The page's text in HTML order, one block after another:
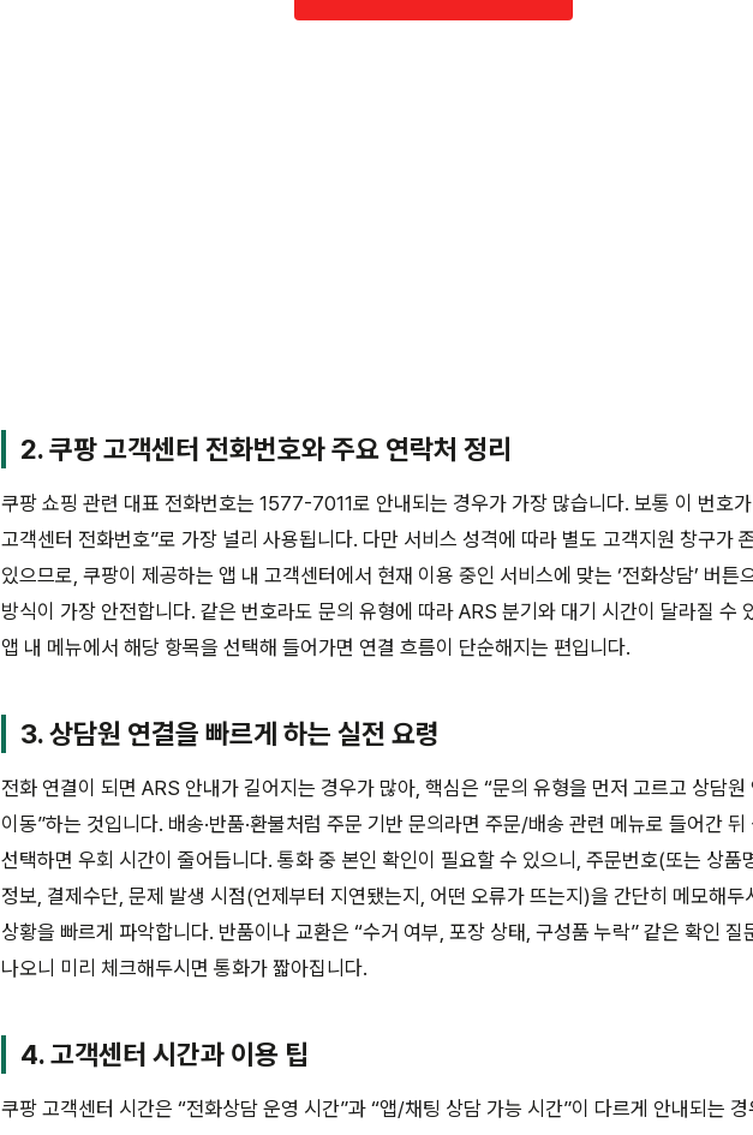
2. 쿠팡 고객센터 전화번호와 주요 연락처 정리
쿠팡 쇼핑 관련 대표 전화번호는 1577-7011로 안내되는 경우가 가장 많습니다. 보통 이 번호
고객센터 전화번호”로 가장 널리 사용됩니다. 다만 서비스 성격에 따라 별도 고객지원 창구가
있으므로, 쿠팡이 제공하는 앱 내 고객센터에서 현재 이용 중인 서비스에 맞는 ‘전화상담’ 버튼
방식이 가장 안전합니다. 같은 번호라도 문의 유형에 따라 ARS 분기와 대기 시간이 달라질 수
앱 내 메뉴에서 해당 항목을 선택해 들어가면 연결 흐름이 단순해지는 편입니다.
3. 상담원 연결을 빠르게 하는 실전 요령
전화 연결이 되면 ARS 안내가 길어지는 경우가 많아, 핵심은 “문의 유형을 먼저 고르고 상담원
이동”하는 것입니다. 배송·반품·환불처럼 주문 기반 문의라면 주문/배송 관련 메뉴로 들어간 뒤
선택하면 우회 시간이 줄어듭니다. 통화 중 본인 확인이 필요할 수 있으니, 주문번호(또는 상품
정보, 결제수단, 문제 발생 시점(언제부터 지연됐는지, 어떤 오류가 뜨는지)을 간단히 메모해두
상황을 빠르게 파악합니다. 반품이나 교환은 “수거 여부, 포장 상태, 구성품 누락” 같은 확인 질
나오니 미리 체크해두시면 통화가 짧아집니다.
4. 고객센터 시간과 이용 팁
쿠팡 고객센터 시간은 “전화상담 운영 시간”과 “앱/채팅 상담 가능 시간”이 다르게 안내되는